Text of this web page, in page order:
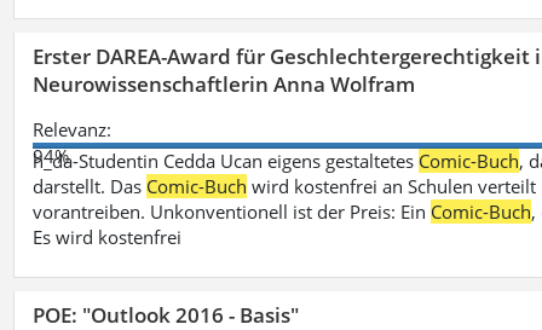
Erster DAREA-Award für
Neurowissenschaftlerin Anna Wolfram
Relevanz:
94%
h_da-Studentin Cedda Ucan eigens gestaltetes Comic-Buch,
darstellt. Das Comic-Buch wird kostenfrei an Schulen
vorantreiben. Unkonventionell ist der Preis: Ein Comic-Buch,
Es wird kostenfrei
POE: "Outlook 2016 - Basis"